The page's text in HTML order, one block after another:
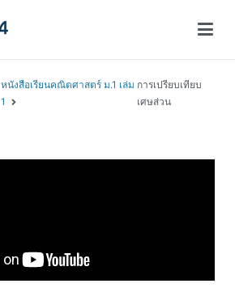
หนังสือเรียนคณิตศาสตร์ ม.1 เล่ม
1
การเปรียบเทียบ
เศษส่วน